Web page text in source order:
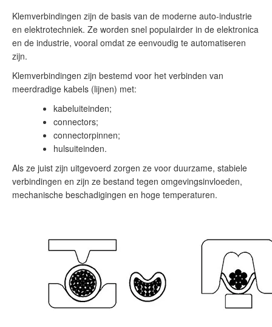
Klemverbindingen zijn de basis van de moderne auto-industrie
en elektrotechniek. Ze worden snel populairder in de elektronica
en de industrie, vooral omdat ze eenvoudig te automatiseren
zijn.
Klemverbindingen zijn bestemd voor het verbinden van
meerdradige kabels (lijnen) met:
kabeluiteinden;
connectors;
connectorpinnen;
hulsuiteinden.
Als ze juist zijn uitgevoerd zorgen ze voor duurzame, stabiele
verbindingen en zijn ze bestand tegen omgevingsinvloeden,
mechanische beschadigingen en hoge temperaturen.